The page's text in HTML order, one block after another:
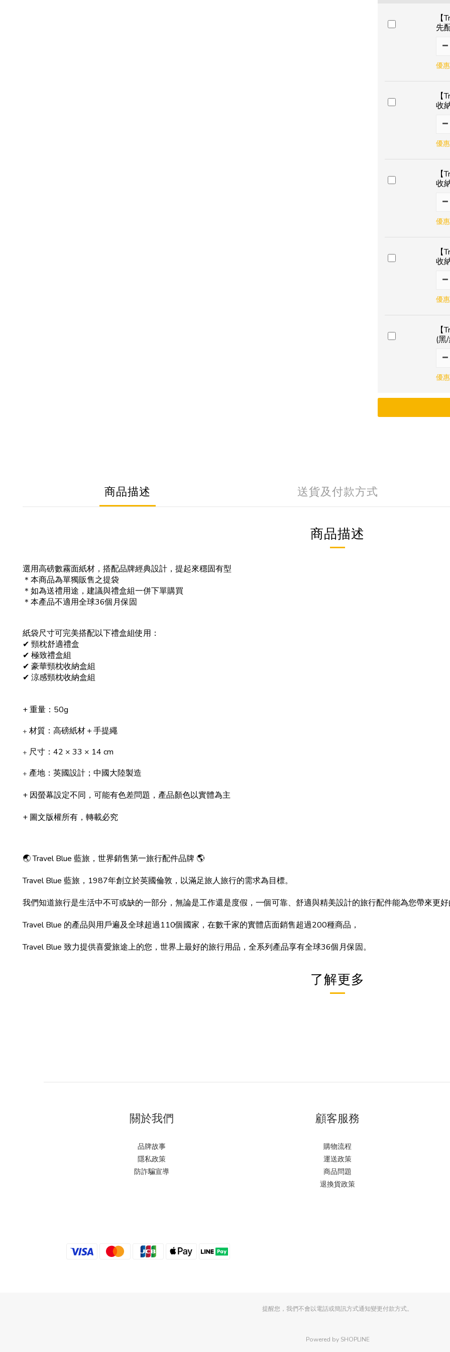
先
優
收
優
收
優
收
優
(黑
優
商品描述 送貨及付款方式
商品描述
選用高磅數霧面紙材，搭配品牌經典設計，提起來穩固有型
＊本商品為單獨販售之提袋
＊如為送禮用途，建議與禮盒組一併下單購買
＊本產品不適用全球36個月保固
紙袋尺寸可完美搭配以下禮盒組使用：
✔ 頸枕舒適禮盒
✔ 極致禮盒組
✔ 豪華頸枕收納盒組
✔ 涼感頸枕收納盒組
+ 重量：50g
+ 材質：高磅紙材＋手提繩
+ 尺寸：42 × 33 × 14 cm
+ 產地：英國設計；中國大陸製造
+ 因螢幕設定不同，可能有色差問題，產品顏色以實體為主
+ 圖文版權所有，轉載必究
🌏 Travel Blue 藍旅，世界銷售第一旅行配件品牌 🌎
Travel Blue 藍旅，1987年創立於英國倫敦，以滿足旅人旅行的需求為目標。
我們知道旅行是生活中不可或缺的一部分，無論是工作還是度假，一個可靠、舒適與精美設計的旅行配件能為您帶來更
Travel Blue 的產品與用戶遍及全球超過110個國家，在數千家的實體店面銷售超過200種商品，
Travel Blue 致力提供喜愛旅途上的您，世界上最好的旅行用品，全系列產品享有全球36個月保固。
了解更多
關於我們
品牌故事
隱私政策
防詐騙宣導
顧客服務
購物流程
運送政策
商品問題
退換貨政策
提醒您，我們不會以電話或簡訊方式通知變更付款方式。
Powered by SHOPLINE